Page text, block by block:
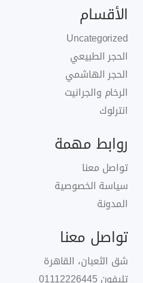
الأقسام
Uncategorized
الحجر الطبيعي
الحجر الهاشمي
الرخام والجرانيت
انترلوك
روابط مهمة
تواصل معنا
سياسة الخصوصية
المدونة
تواصل معنا
شق الثعبان، القاهرة
تليفون01112226445